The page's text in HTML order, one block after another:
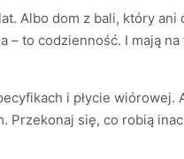
Albo dom z bali, który
– to codzienność. I mają na
i płycie
Przekonaj się, co robią